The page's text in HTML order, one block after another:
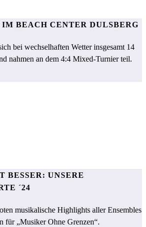
BEACH CENTER DULSBERG
bei wechselhaften Wetter insgesamt 14
nahmen an dem 4:4 Mixed-Turnier teil.
BESSER: UNSERE
´24
musikalische Highlights aller Ensembles
für „Musiker Ohne Grenzen“.